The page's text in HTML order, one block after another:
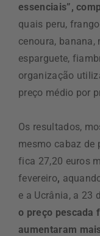
essenciais”,
quais peru,
cenoura, banana,
esparguete,
organização
preço médio por
Os resultados,
mesmo cabaz de
fica 27,20 euros
fevereiro,
e a Ucrânia, a 23
o preço pescada
aumentaram